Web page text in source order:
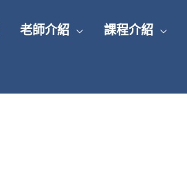
老師介紹 課程介紹